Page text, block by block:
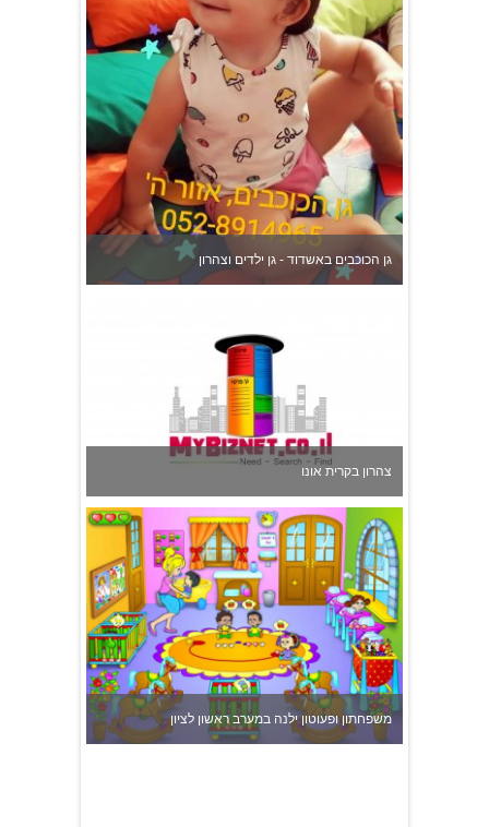
גן הכוכבים באשדוד - גן ילדים וצהרון
צהרון בקרית אונו
משפחתון ופעוטון ילנה במערב ראשון לציון